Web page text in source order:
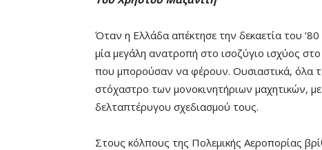
Όταν η Ελλάδα απέκτησε την δεκαετία του
μία μεγάλη ανατροπή στο ισοζύγιο ισχύος
που μπορούσαν να φέρουν. Ουσιαστικά, όλα
στόχαστρο των μονοκινητήριων μαχητικών,
δελταπτέρυγου σχεδιασμού τους.
Στους κόλπους της Πολεμικής Αεροπορίας